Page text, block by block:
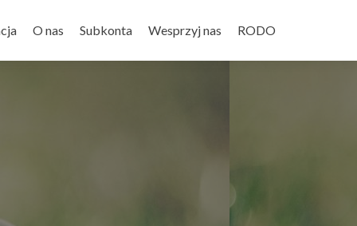
O nas Subkonta Wesprzyj nas RODO